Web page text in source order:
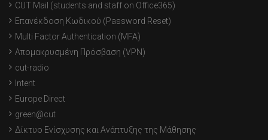
CUT Mail (students and staff on Office365)
Επανέκδοση Κωδικού (Password Reset)
Multi Factor Authentication (MFA)
Απομακρυσμένη Πρόσβαση (VPN)
cut-radio
Intent
Europe Direct
green@cut
Δίκτυο Ενίσχυσης και Ανάπτυξης της Μάθησης